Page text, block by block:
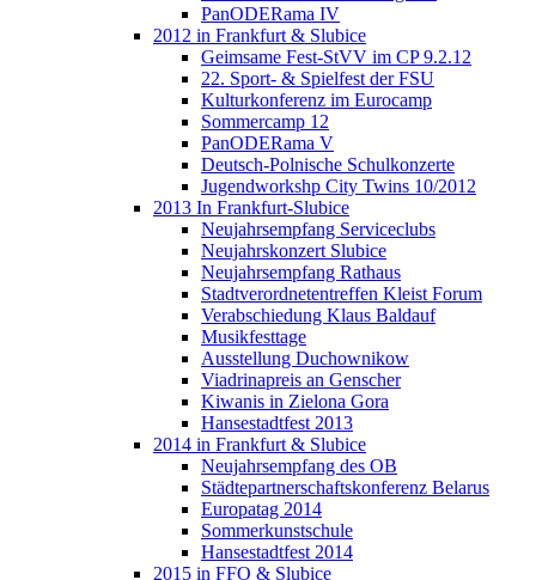
PanODERama IV
2012 in Frankfurt & Slubice
Geimsame Fest-StVV im CP 9.2.12
22. Sport- & Spielfest der FSU
Kulturkonferenz im Eurocamp
Sommercamp 12
PanODERama V
Deutsch-Polnische Schulkonzerte
Jugendworkshp City Twins 10/2012
2013 In Frankfurt-Slubice
Neujahrsempfang Serviceclubs
Neujahrskonzert Slubice
Neujahrsempfang Rathaus
Stadtverordnetentreffen Kleist Forum
Verabschiedung Klaus Baldauf
Musikfesttage
Ausstellung Duchownikow
Viadrinapreis an Genscher
Kiwanis in Zielona Gora
Hansestadtfest 2013
2014 in Frankfurt & Slubice
Neujahrsempfang des OB
Städtepartnerschaftskonferenz Belarus
Europatag 2014
Sommerkunstschule
Hansestadtfest 2014
2015 in FFO & Slubice